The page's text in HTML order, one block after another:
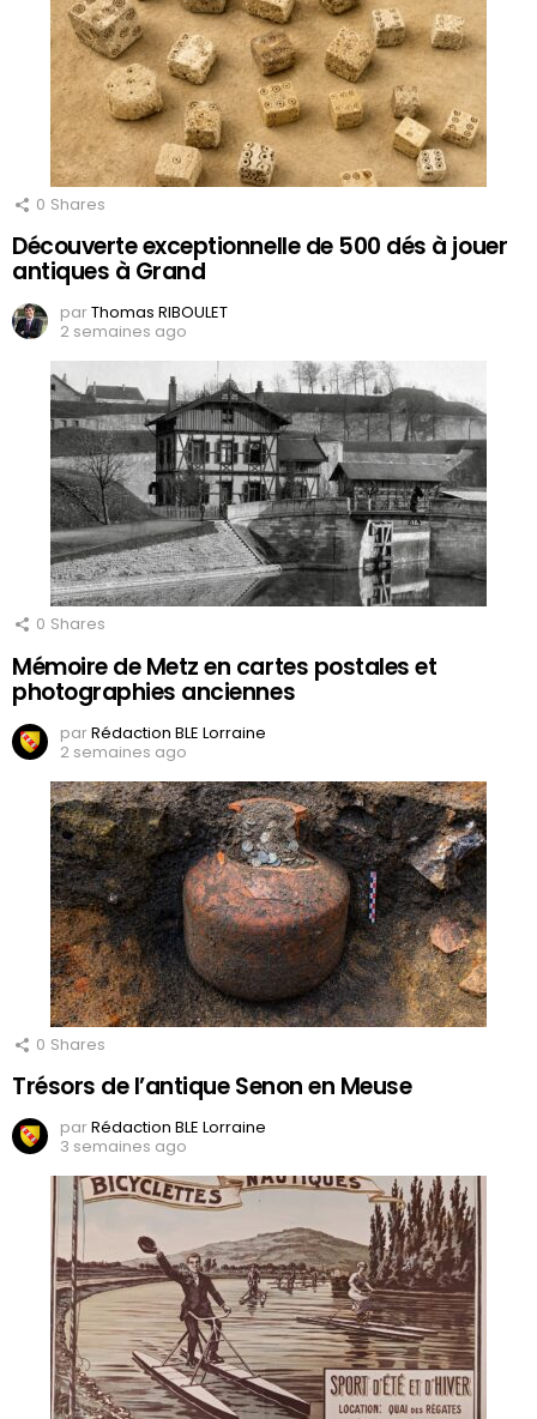
0 Shares
Découverte exceptionnelle de 500 dés à jouer
antiques à Grand
parThomas RIBOULET
2 semaines ago
0 Shares
Mémoire de Metz en cartes postales et
photographies anciennes
parRédaction BLE Lorraine
2 semaines ago
0 Shares
Trésors de l’antique Senon en Meuse
parRédaction BLE Lorraine
3 semaines ago